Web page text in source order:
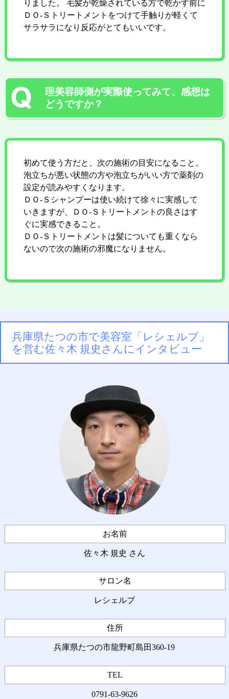
りました。 毛髪が乾燥されている方で乾かす前に
ＤＯ-Ｓトリートメントをつけて手触りが軽くて
サラサラになり反応がとてもいいです。
理美容師側が実際使ってみて、感想は
どうですか？
初めて使う方だと、次の施術の目安になること。
泡立ちが悪い状態の方や泡立ちがいい方で薬剤の
設定が読みやすくなります。
ＤＯ-Ｓシャンプーは使い続けて徐々に実感して
いきますが、ＤＯ-Ｓトリートメントの良さはす
ぐに実感できること。
ＤＯ-Ｓトリートメントは髪についても重くなら
ないので次の施術の邪魔になりません。
兵庫県たつの市で美容室「レシェルブ」
を営む佐々木 規史さんにインタビュー
お名前
佐々木 規史 さん
サロン名
レシェルブ
住所
兵庫県たつの市龍野町島田360-19
TEL
0791-63-9626